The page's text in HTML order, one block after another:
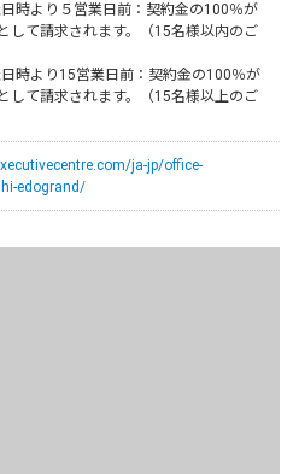
日時より５営業日前：契約金の100％が
して請求されます。（15名様以内のご
日時より15営業日前：契約金の100％が
して請求されます。（15名様以上のご
ja-jp/office-
edogrand/